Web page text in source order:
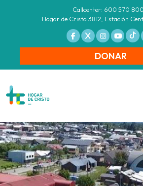
Callcenter: 600 570
Hogar de Cristo 3812, Estación
DONAR